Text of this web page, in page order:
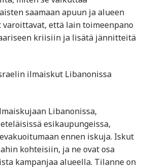
saamaan apuun ja alueen
että lain toimeenpano
kriisiin ja lisätä jännitteitä
ilmaiskut Libanonissa
Libanonissa,
esikaupungeissa,
ennen iskuja. Iskut
kohteisiin, ja ne ovat osa
kampanjaa alueella. Tilanne on